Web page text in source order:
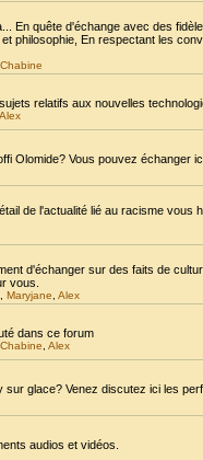
En quête d'échange avec des
philosophie, En respectant les
Chabine
relatifs aux nouvelles
Alex
Olomide? Vous pouvez échanger
de l'actualité lié au racisme
d'échanger sur des faits de
vous.
Maryjane Alex
dans ce forum
Chabine Alex
sur glace? Venez discutez ici les
audios et vidéos.